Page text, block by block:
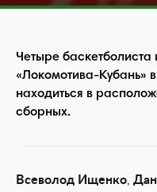
Четыре баскетболиста
«Локомотива-Кубань»
находиться в
сборных.
Всеволод Ищенко